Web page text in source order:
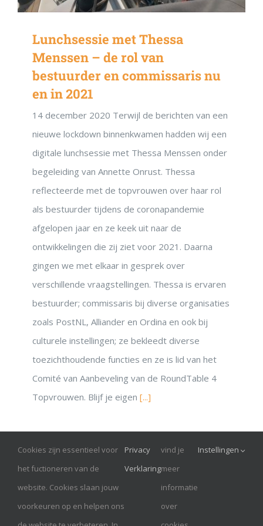
Lunchsessie met Thessa
Menssen – de rol van
bestuurder en commissaris nu
en in 2021
14 december 2020 Terwijl de berichten van een
nieuwe lockdown binnenkwamen hadden wij een
digitale lunchsessie met Thessa Menssen onder
begeleiding van Annette Onrust. Thessa
reflecteerde met de topvrouwen over haar rol
als bestuurder tijdens de coronapandemie
afgelopen jaar en ze keek uit naar de
ontwikkelingen die zij ziet voor 2021. Daarna
gingen we met elkaar in gesprek over
verschillende vraagstellingen. Thessa is ervaren
bestuurder; commissaris bij diverse organisaties
zoals PostNL, Alliander en Ordina en ook bij
culturele instellingen; ze bekleedt diverse
toezichthoudende functies en ze is lid van het
Comité van Aanbeveling van de RoundTable 4
Topvrouwen. Blijf je eigen [...]
RoundTableTopVrouwen is een Handelsnaam van AMDK,
Cookies zijn essentieel voor
het fuctioneren van de
website. Cookies slaan jouw
voorkeuren op en helpen ons
Privacy
Verklaring
vind je
meer
informatie
over
Instellingen